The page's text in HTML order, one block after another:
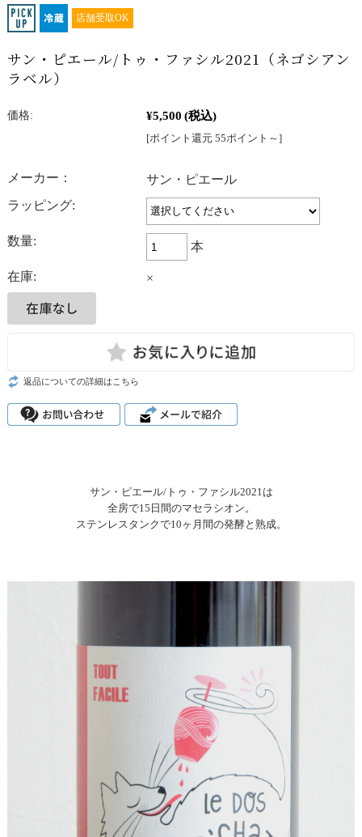
店舗受取OK
サン・ピエール/トゥ・ファシル2021（ネゴシアン
ラベル）
価格: ¥5,500 (税込)
[ポイント還元 55ポイント～]
メーカー：
サン・ピエール
ラッピング:
数量: 本
在庫: ×
返品についての詳細はこちら
サン・ピエール/トゥ・ファシル2021は
全房で15日間のマセラシオン。
ステンレスタンクで10ヶ月間の発酵と熟成。